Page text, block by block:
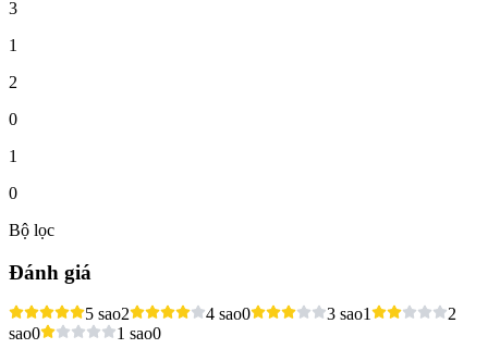
3
1
2
0
1
0
Bộ lọc
Đánh giá
5 sao2 4 sao0 3 sao1
2
sao0 1 sao0